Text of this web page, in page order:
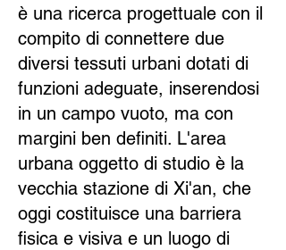
è una ricerca progettuale con il
compito di connettere due
diversi tessuti urbani dotati di
funzioni adeguate, inserendosi
in un campo vuoto, ma con
margini ben definiti. L'area
urbana oggetto di studio è la
vecchia stazione di Xi'an, che
oggi costituisce una barriera
fisica e visiva e un luogo di